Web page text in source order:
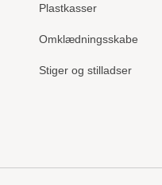
Plastkasser
Omklædningsskabe
Stiger og stilladser